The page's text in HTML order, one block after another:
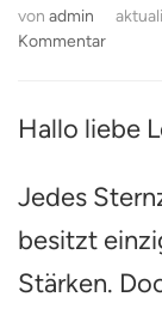
von admin
Kommentarzu
seine
größte
auf
Hallo liebe
Jedes
besitzt
Stärken.